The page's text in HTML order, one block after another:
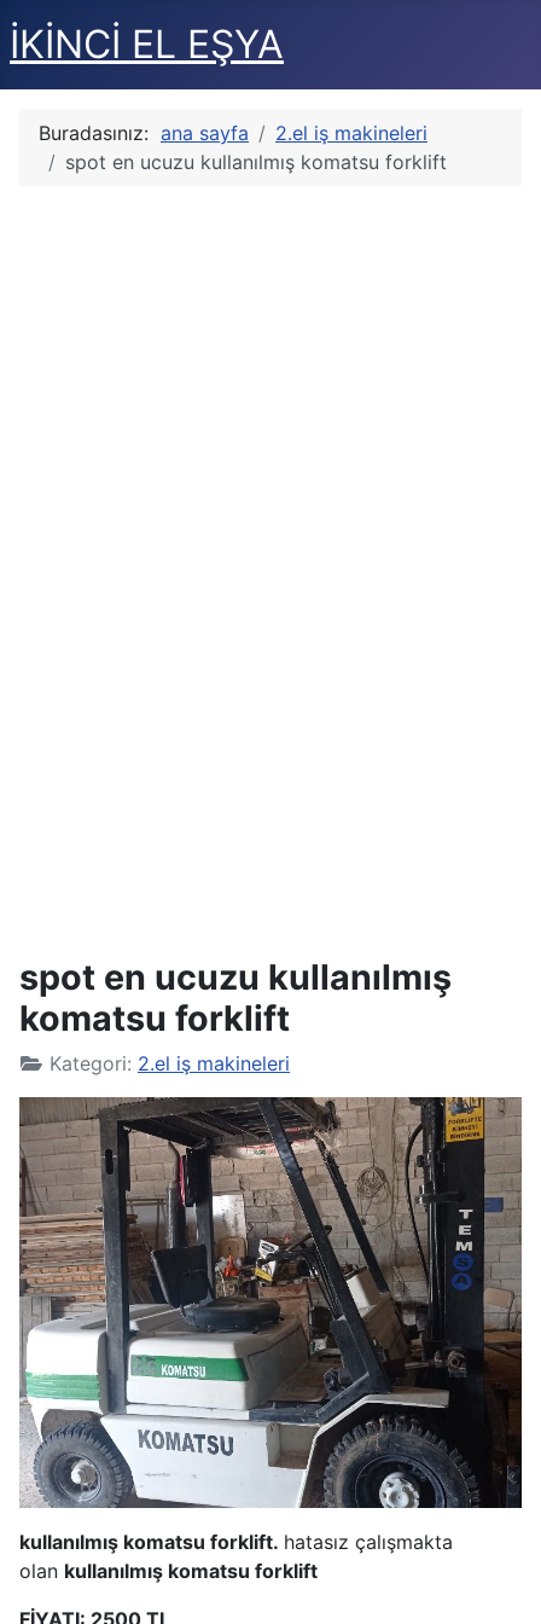
İKİNCİ EL EŞYA
Buradasınız: ana sayfa
2.el iş makineleri
spot en ucuzu kullanılmış komatsu forklift
spot en ucuzu kullanılmış
komatsu forklift
Kategori: 2.el iş makineleri
kullanılmış komatsu forklift. hatasız çalışmakta
olan kullanılmış komatsu forklift